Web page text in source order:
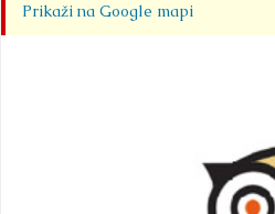
Prikaži na Google mapi